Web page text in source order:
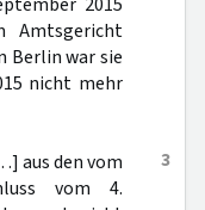
Amtsgericht
Berlin war sie
nicht mehr
3
aus den vom
vom 4.